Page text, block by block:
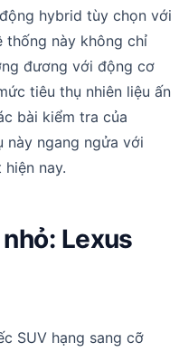
hybrid tùy chọn với
thống này không chỉ
đương với động cơ
tiêu thụ nhiên liệu ấn
bài kiểm tra của
này ngang ngửa với
nay.
Lexus
SUV hạng sang cỡ